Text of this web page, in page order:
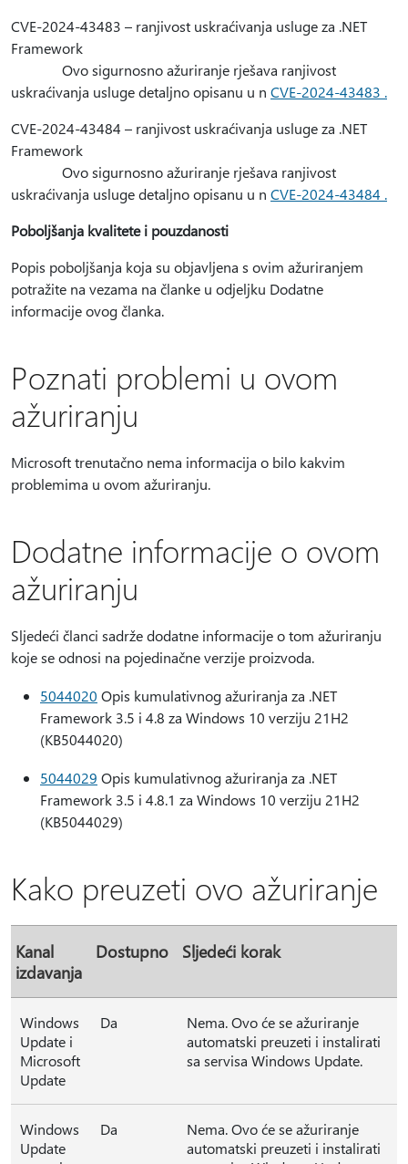
CVE-2024-43483 – ranjivost uskraćivanja usluge za .NET
Framework
Ovo sigurnosno ažuriranje rješava ranjivost
uskraćivanja usluge detaljno opisanu u n CVE-2024-43483 .
CVE-2024-43484 – ranjivost uskraćivanja usluge za .NET
Framework
Ovo sigurnosno ažuriranje rješava ranjivost
uskraćivanja usluge detaljno opisanu u n CVE-2024-43484 .
Poboljšanja kvalitete i pouzdanosti
Popis poboljšanja koja su objavljena s ovim ažuriranjem
potražite na vezama na članke u odjeljku Dodatne
informacije ovog članka.
Poznati problemi u ovom
ažuriranju
Microsoft trenutačno nema informacija o bilo kakvim
problemima u ovom ažuriranju.
Dodatne informacije o ovom
ažuriranju
Sljedeći članci sadrže dodatne informacije o tom ažuriranju
koje se odnosi na pojedinačne verzije proizvoda.
5044020 Opis kumulativnog ažuriranja za .NET
Framework 3.5 i 4.8 za Windows 10 verziju 21H2
(KB5044020)
5044029 Opis kumulativnog ažuriranja za .NET
Framework 3.5 i 4.8.1 za Windows 10 verziju 21H2
(KB5044029)
Kako preuzeti ovo ažuriranje
Kanal
izdavanja
Dostupno Sljedeći korak
Windows
Update i
Microsoft
Update
Da
Nema. Ovo će se ažuriranje
automatski preuzeti i instalirati
sa servisa Windows Update.
Windows
Update
Da
Nema. Ovo će se ažuriranje
automatski preuzeti i instalirati